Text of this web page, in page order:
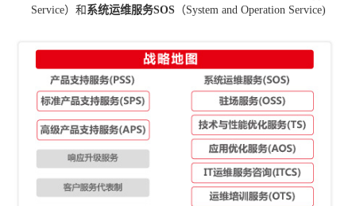
Service）和 系统运维服务SOS（System and Operation Service)